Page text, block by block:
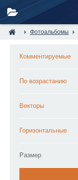
Фотоальбомы
Комментируемые
По возрастанию
Векторы
Горизонтальные
Размер